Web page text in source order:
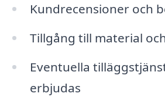
Kundrecensioner och
Tillgång till material
Eventuella
erbjudas